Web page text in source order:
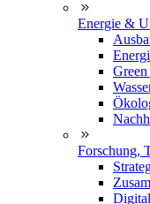
Energie &
Forschung,